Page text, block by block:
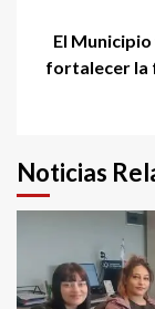
El
fortalecer la
Noticias